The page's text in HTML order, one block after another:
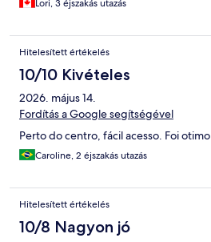
Lori, 3 éjszakás utazás
Hitelesített értékelés
10/10 Kivételes
2026. május 14.
Fordítás a Google segítségével
Perto do centro, fácil acesso. Foi otimo
Caroline, 2 éjszakás utazás
Hitelesített értékelés
10/8 Nagyon jó